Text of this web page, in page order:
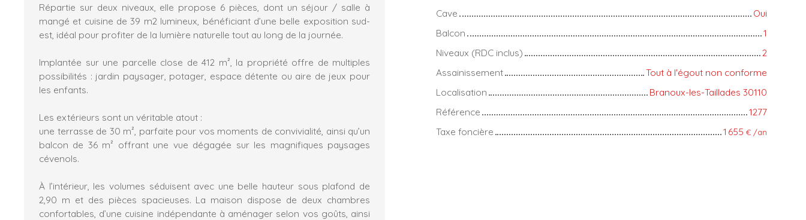
Répartie sur deux niveaux, elle propose 6 pièces, dont un séjour / salle à
mangé et cuisine de 39 m2 lumineux, bénéficiant d’une belle exposition sud-
est, idéal pour profiter de la lumière naturelle tout au long de la journée.
Implantée sur une parcelle close de 412 m², la propriété offre de multiples
possibilités : jardin paysager, potager, espace détente ou aire de jeux pour
les enfants.
Les extérieurs sont un véritable atout :
une terrasse de 30 m², parfaite pour vos moments de convivialité, ainsi qu’un
balcon de 36 m² offrant une vue dégagée sur les magnifiques paysages
cévenols.
À l’intérieur, les volumes séduisent avec une belle hauteur sous plafond de
2,90 m et des pièces spacieuses. La maison dispose de deux chambres
confortables, d’une cuisine indépendante à aménager selon vos goûts, ainsi
Cave
Oui
Balcon
1
Niveaux (RDC inclus)
2
Assainissement
Tout à l'égout non conforme
Localisation
Branoux-les-Taillades 30110
Référence
1277
Taxe foncière
1 655 € /an